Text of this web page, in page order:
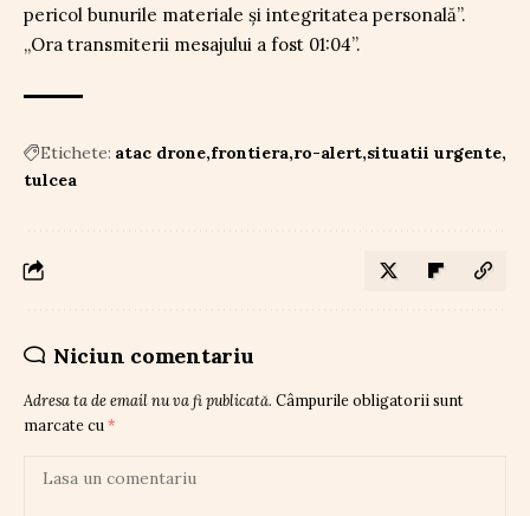
pericol bunurile materiale și integritatea personală”.
„Ora transmiterii mesajului a fost 01:04”.
Etichete: atac drone frontiera ro-alert situatii urgente
tulcea
Niciun comentariu
Adresa ta de email nu va fi publicată. Câmpurile obligatorii sunt
marcate cu *